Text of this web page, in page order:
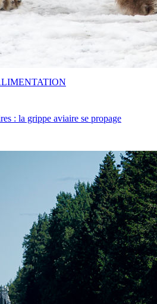
: la grippe aviaire se propage